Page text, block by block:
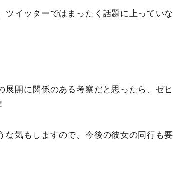
ツイッターではまったく話題に上っていな
展開に関係のある考察だと思ったら、ゼヒ
な気もしますので、今後の彼女の同行も要